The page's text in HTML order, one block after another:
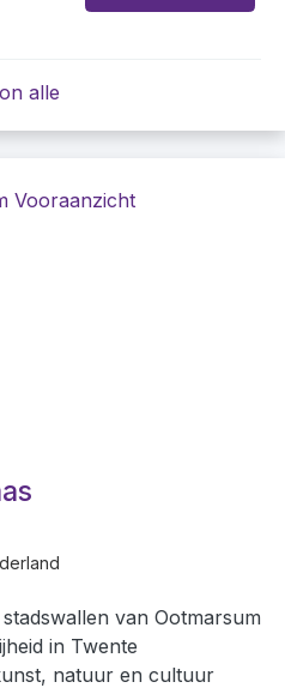
alle
van Ootmarsum
in Twente
natuur en cultuur